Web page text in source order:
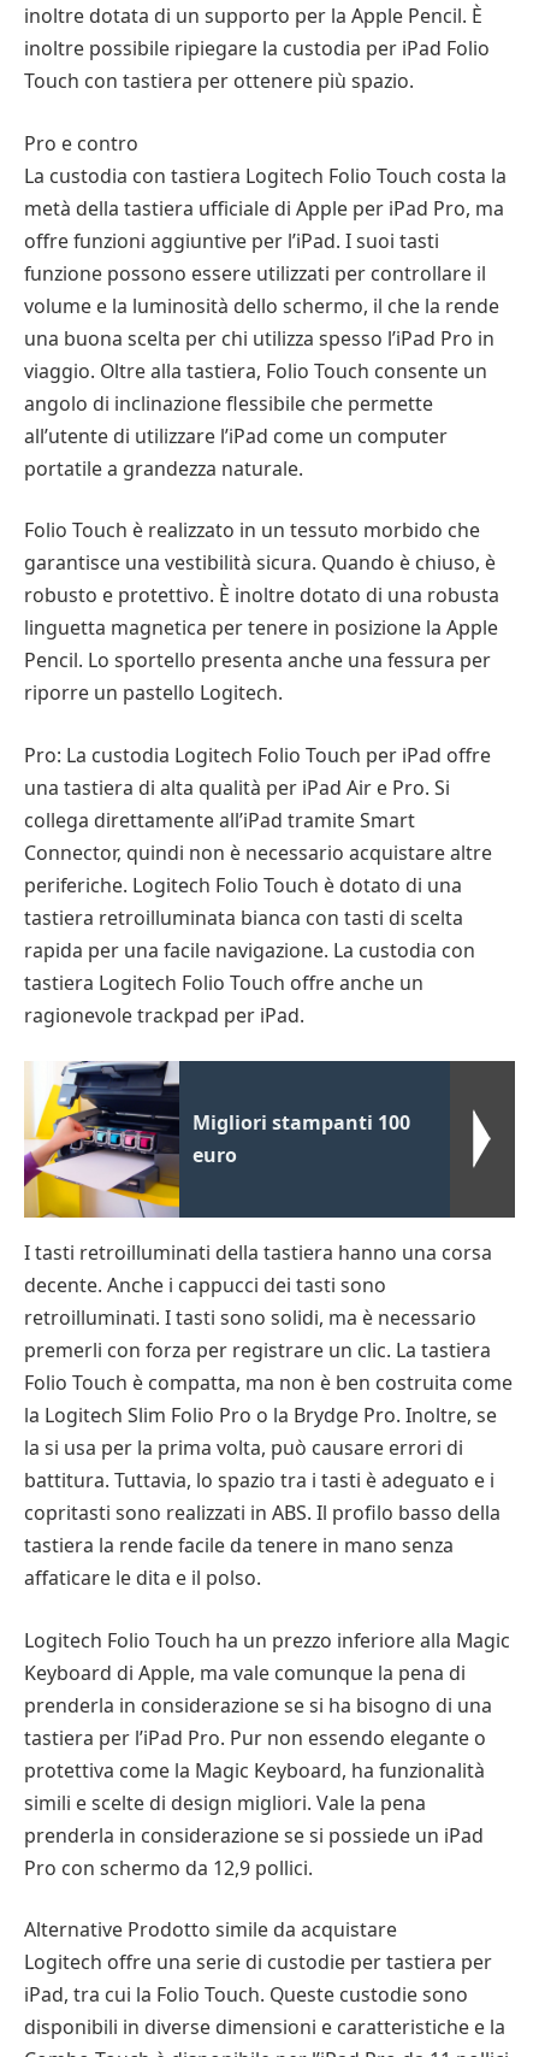
inoltre dotata di un supporto per la Apple Pencil. È
inoltre possibile ripiegare la custodia per iPad Folio
Touch con tastiera per ottenere più spazio.
Pro e contro
La custodia con tastiera Logitech Folio Touch costa la
metà della tastiera ufficiale di Apple per iPad Pro, ma
offre funzioni aggiuntive per l’iPad. I suoi tasti
funzione possono essere utilizzati per controllare il
volume e la luminosità dello schermo, il che la rende
una buona scelta per chi utilizza spesso l’iPad Pro in
viaggio. Oltre alla tastiera, Folio Touch consente un
angolo di inclinazione flessibile che permette
all’utente di utilizzare l’iPad come un computer
portatile a grandezza naturale.
Folio Touch è realizzato in un tessuto morbido che
garantisce una vestibilità sicura. Quando è chiuso, è
robusto e protettivo. È inoltre dotato di una robusta
linguetta magnetica per tenere in posizione la Apple
Pencil. Lo sportello presenta anche una fessura per
riporre un pastello Logitech.
Pro: La custodia Logitech Folio Touch per iPad offre
una tastiera di alta qualità per iPad Air e Pro. Si
collega direttamente all’iPad tramite Smart
Connector, quindi non è necessario acquistare altre
periferiche. Logitech Folio Touch è dotato di una
tastiera retroilluminata bianca con tasti di scelta
rapida per una facile navigazione. La custodia con
tastiera Logitech Folio Touch offre anche un
ragionevole trackpad per iPad.
Migliori stampanti 100
euro
I tasti retroilluminati della tastiera hanno una corsa
decente. Anche i cappucci dei tasti sono
retroilluminati. I tasti sono solidi, ma è necessario
premerli con forza per registrare un clic. La tastiera
Folio Touch è compatta, ma non è ben costruita come
la Logitech Slim Folio Pro o la Brydge Pro. Inoltre, se
la si usa per la prima volta, può causare errori di
battitura. Tuttavia, lo spazio tra i tasti è adeguato e i
copritasti sono realizzati in ABS. Il profilo basso della
tastiera la rende facile da tenere in mano senza
affaticare le dita e il polso.
Logitech Folio Touch ha un prezzo inferiore alla Magic
Keyboard di Apple, ma vale comunque la pena di
prenderla in considerazione se si ha bisogno di una
tastiera per l’iPad Pro. Pur non essendo elegante o
protettiva come la Magic Keyboard, ha funzionalità
simili e scelte di design migliori. Vale la pena
prenderla in considerazione se si possiede un iPad
Pro con schermo da 12,9 pollici.
Alternative Prodotto simile da acquistare
Logitech offre una serie di custodie per tastiera per
iPad, tra cui la Folio Touch. Queste custodie sono
disponibili in diverse dimensioni e caratteristiche e la